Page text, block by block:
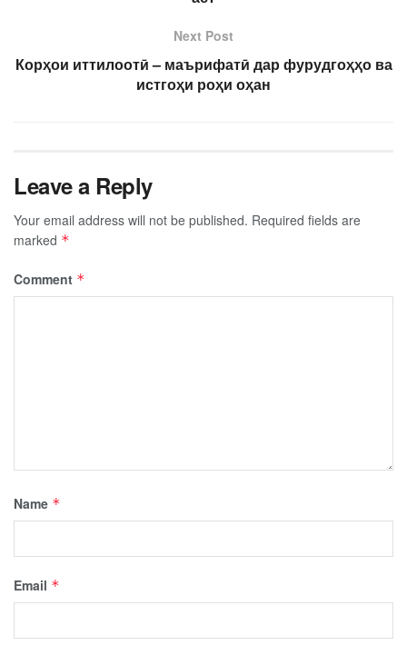
Next Post
Корҳои иттилоотӣ – маърифатӣ дар фурудгоҳҳо ва
истгоҳи роҳи оҳан
Leave a Reply
Your email address will not be published. Required fields are
marked *
Comment *
Name *
Email *